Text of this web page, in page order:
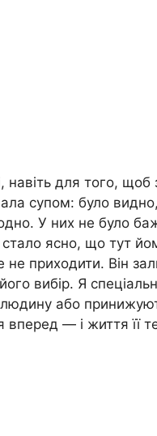
навіть для того, щоб
супом: було
У них не було
ясно, що тут
не приходити. Він
вибір. Я
або
вперед — і життя її